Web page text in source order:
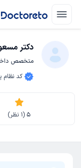
دکتر
متخصص
کد نظام
5
(
1 نظر)